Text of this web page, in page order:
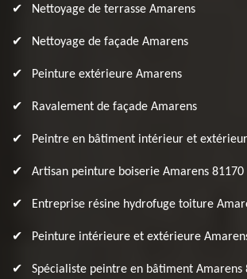
Nettoyage de terrasse Amarens
Nettoyage de façade Amarens
Peinture extérieure Amarens
Ravalement de façade Amarens
Peintre en bâtiment intérieur et
Artisan peinture boiserie Amarens 81170
Entreprise résine hydrofuge toiture
Peinture intérieure et extérieure
Spécialiste peintre en bâtiment Amarens